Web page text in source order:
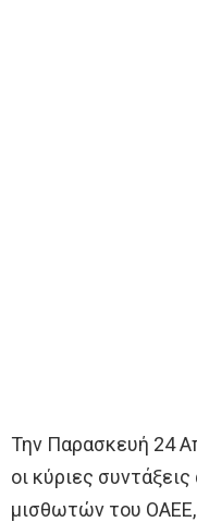
Την Παρασκευή 24
οι κύριες
μισθωτών του ΟΑΕΕ,